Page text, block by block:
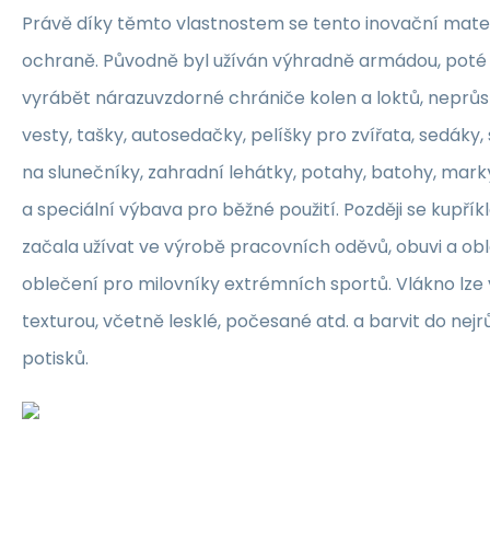
Právě díky těmto vlastnostem se tento inovační
ochraně. Původně byl užíván výhradně armádou,
vyrábět nárazuvzdorné chrániče kolen a loktů,
vesty, tašky, autosedačky, pelíšky pro zvířata,
na slunečníky, zahradní lehátky, potahy, batohy,
a speciální výbava pro běžné použití. Později se
začala užívat ve výrobě pracovních oděvů, obuvi a
oblečení pro milovníky extrémních sportů. Vlákno lze
texturou, včetně lesklé, počesané atd. a barvit do
potisků.